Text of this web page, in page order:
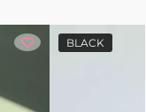
BLACK